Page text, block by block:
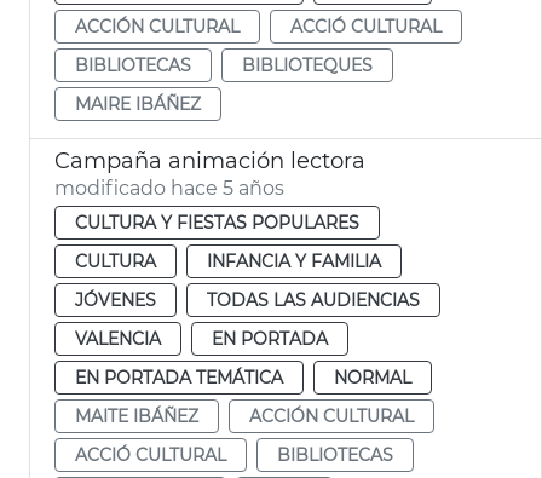
ACCIÓN CULTURAL
ACCIÓ CULTURAL
BIBLIOTECAS
BIBLIOTEQUES
MAIRE IBÁÑEZ
Campaña animación lectora
modificado hace 5 años
CULTURA Y FIESTAS POPULARES
CULTURA
INFANCIA Y FAMILIA
JÓVENES
TODAS LAS AUDIENCIAS
VALENCIA
EN PORTADA
EN PORTADA TEMÁTICA
NORMAL
MAITE IBÁÑEZ
ACCIÓN CULTURAL
ACCIÓ CULTURAL
BIBLIOTECAS